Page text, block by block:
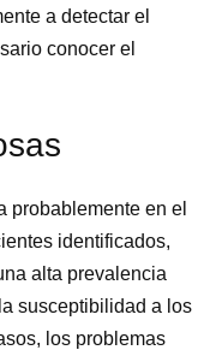
a detectar el
conocer el
probablemente en el
identificados,
alta prevalencia
susceptibilidad a los
los problemas